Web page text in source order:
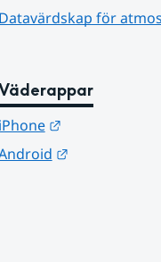
Datavärdskap för
iPhone
Länk till annan
Länk till